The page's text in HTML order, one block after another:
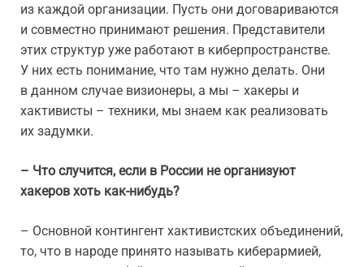
из каждой организации. Пусть они договариваются
и совместно принимают решения. Представители
этих структур уже работают в киберпространстве.
У них есть понимание, что там нужно делать. Они
в данном случае визионеры, а мы – хакеры и
хактивисты – техники, мы знаем как реализовать
их задумки.
– Что случится, если в России не организуют
хакеров хоть как-нибудь?
– Основной контингент хактивистских объединений,
то, что в народе принято называть киберармией,